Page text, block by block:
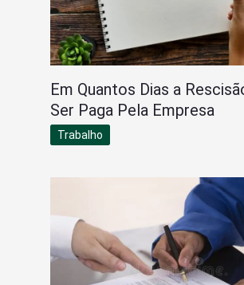
Em Quantos Dias a
Ser Paga Pela Empresa
Trabalho